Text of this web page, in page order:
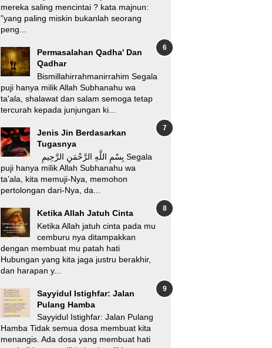
mereka saling mencintai ? kata majnun:
"yang paling miskin bukanlah seorang
peng...
Permasalahan Qadha' Dan
Qadhar
Bismillahirrahmanirrahim Segala
puji hanya milik Allah Subhanahu wa
ta'ala, shalawat dan salam semoga tetap
tercurah kepada junjungan ki...
Jenis Jin Berdasarkan
Tugasnya
puji hanya milik Allah Subhanahu wa
ta’ala, kita memuji-Nya, memohon
pertolongan dari-Nya, da...
Ketika Allah Jatuh Cinta
Ketika Allah jatuh cinta pada mu
cemburu nya ditampakkan
dengan membuat mu patah hati
Hubungan yang kita jaga justru berakhir,
dan harapan y...
Sayyidul Istighfar: Jalan
Pulang Hamba
Sayyidul Istighfar: Jalan Pulang
Hamba Tidak semua dosa membuat kita
menangis. Ada dosa yang membuat hati